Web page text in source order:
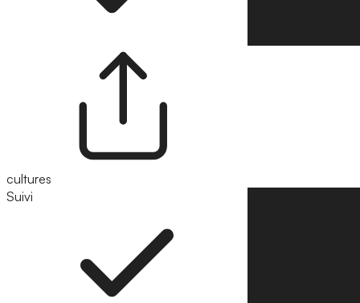
cultures
Suivi